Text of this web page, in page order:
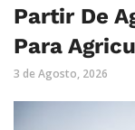
Partir De
Para
3 de Agosto, 2026